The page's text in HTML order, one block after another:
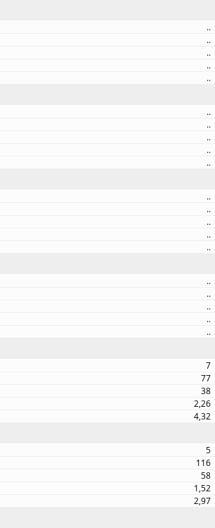
..
..
..
..
..
..
..
..
..
..
..
..
..
..
..
..
..
..
..
..
7
77
38
2,26
4,32
5
116
58
1,52
2,97